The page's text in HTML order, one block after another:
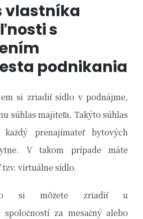
vlastníka
s
podnikania
si zriadiť sídlo v podnájme,
súhlas majiteľa. Takýto súhlas
prenajímateľ bytových
V takom prípade máte
virtuálne sídlo.
si môžete zriadiť u
spoločností za mesačný alebo